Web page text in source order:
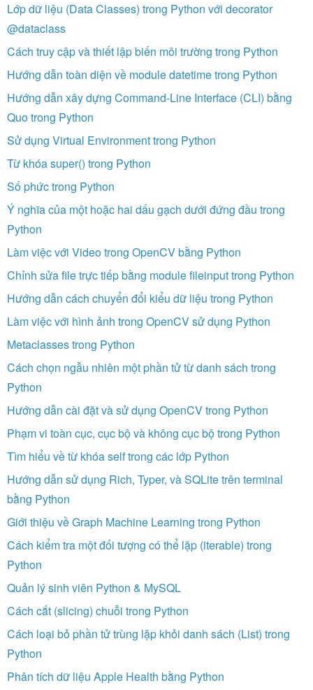
Lớp dữ liệu (Data Classes) trong Python với decorator
@dataclass
Cách truy cập và thiết lập biến môi trường trong Python
Hướng dẫn toàn diện về module datetime trong Python
Hướng dẫn xây dựng Command-Line Interface (CLI) bằng
Quo trong Python
Sử dụng Virtual Environment trong Python
Từ khóa super() trong Python
Số phức trong Python
Ý nghĩa của một hoặc hai dấu gạch dưới đứng đầu trong
Python
Làm việc với Video trong OpenCV bằng Python
Chỉnh sửa file trực tiếp bằng module fileinput trong Python
Hướng dẫn cách chuyển đổi kiểu dữ liệu trong Python
Làm việc với hình ảnh trong OpenCV sử dụng Python
Metaclasses trong Python
Cách chọn ngẫu nhiên một phần tử từ danh sách trong
Python
Hướng dẫn cài đặt và sử dụng OpenCV trong Python
Phạm vi toàn cục, cục bộ và không cục bộ trong Python
Tìm hiểu về từ khóa self trong các lớp Python
Hướng dẫn sử dụng Rich, Typer, và SQLite trên terminal
bằng Python
Giới thiệu về Graph Machine Learning trong Python
Cách kiểm tra một đối tượng có thể lặp (iterable) trong
Python
Quản lý sinh viên Python & MySQL
Cách cắt (slicing) chuỗi trong Python
Cách loại bỏ phần tử trùng lặp khỏi danh sách (List) trong
Python
Phân tích dữ liệu Apple Health bằng Python